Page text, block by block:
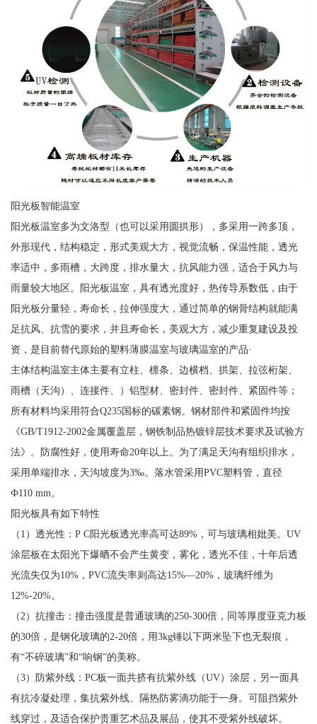
阳光板智能温室
阳光板温室多为文洛型（也可以采用圆拱形），多采用一跨多顶，
外形现代，结构稳定，形式美观大方，视觉流畅，保温性能，透光
率适中，多雨槽，大跨度，排水量大，抗风能力强，适合于风力与
雨量较大地区。阳光板温室，具有透光度好，热传导系数低，由于
阳光板分量轻，寿命长，拉伸强度大，通过简单的钢骨结构就能满
足抗风、抗雪的要求，并且寿命长，美观大方，减少重复建设及投
资，是目前替代原始的塑料薄膜温室与玻璃温室的产品·
主体结构温室主体主要有立柱、檩条、边横档、拱架、拉弦桁架、
雨槽（天沟）、连接件、）铝型材、密封件、密封件、紧固件等；
所有材料均采用符合Q235国标的碳素钢。钢材部件和紧固件均按
《GB/T1912-2002金属覆盖层，钢铁制品热镀锌层技术要求及试验方
法》。防腐性好，使用寿命20年以上。为了满足天沟有组织排水，
采用单端排水，天沟坡度为3‰。落水管采用PVC塑料管，直径
Ф110 mm。
阳光板具有如下特性
（1）透光性：P C阳光板透光率高可达89%，可与玻璃相妣美。UV
涂层板在太阳光下爆晒不会产生黄变，雾化，透光不佳，十年后透
光流失仅为10%，PVC流失率则高达15%—20%，玻璃纤维为
12%-20%。
（2）抗撞击：撞击强度是普通玻璃的250-300倍，同等厚度亚克力板
的30倍，是钢化玻璃的2-20倍，用3kg锤以下两米坠下也无裂痕，
有“不碎玻璃”和“响钢”的美称。
（3）防紫外线：PC板一面共挤有抗紫外线（UV）涂层，另一面具
有抗冷凝处理，集抗紫外线、隔热防雾滴功能于一身。可阻挡紫外
线穿过，及适合保护贵重艺术品及展品，使其不受紫外线破坏。